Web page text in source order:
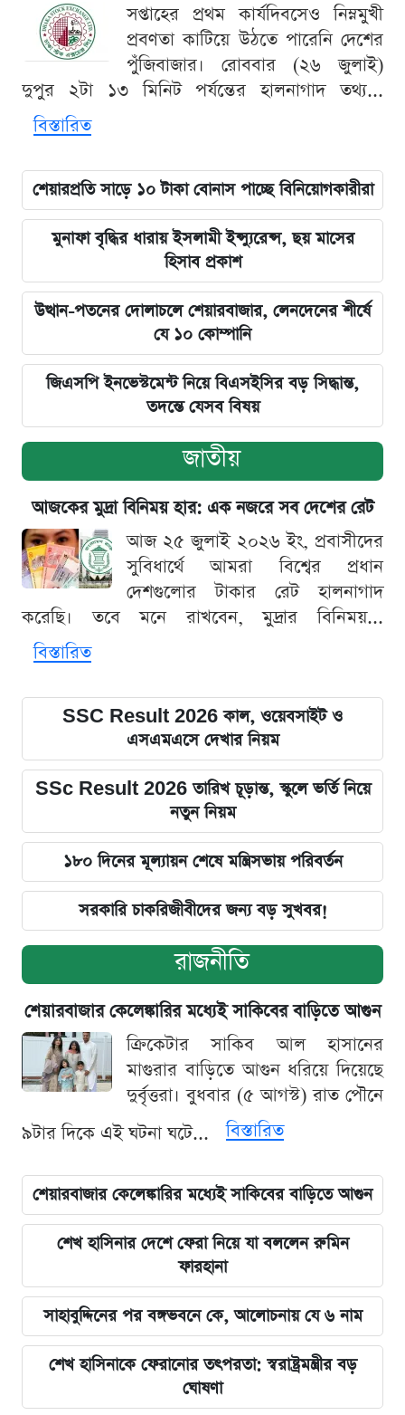
সপ্তাহের প্রথম কার্যদিবসেও নিম্নমুখী
প্রবণতা কাটিয়ে উঠতে পারেনি দেশের
পুঁজিবাজার। রোববার (২৬ জুলাই)
দুপুর ২টা ১৩ মিনিট পর্যন্তের হালনাগাদ তথ্য...
বিস্তারিত
শেয়ারপ্রতি সাড়ে ১০ টাকা বোনাস পাচ্ছে বিনিয়োগকারীরা
মুনাফা বৃদ্ধির ধারায় ইসলামী ইন্স্যুরেন্স, ছয় মাসের
হিসাব প্রকাশ
উত্থান-পতনের দোলাচলে শেয়ারবাজার, লেনদেনের শীর্ষে
যে ১০ কোম্পানি
জিএসপি ইনভেস্টমেন্ট নিয়ে বিএসইসির বড় সিদ্ধান্ত,
তদন্তে যেসব বিষয়
জাতীয়
আজকের মুদ্রা বিনিময় হার: এক নজরে সব দেশের রেট
আজ ২৫ জুলাই ২০২৬ ইং, প্রবাসীদের
সুবিধার্থে আমরা বিশ্বের প্রধান
দেশগুলোর টাকার রেট হালনাগাদ
করেছি। তবে মনে রাখবেন, মুদ্রার বিনিময়...
বিস্তারিত
SSC Result 2026 কাল, ওয়েবসাইট ও
এসএমএসে দেখার নিয়ম
SSc Result 2026 তারিখ চূড়ান্ত, স্কুলে ভর্তি নিয়ে
নতুন নিয়ম
১৮০ দিনের মূল্যায়ন শেষে মন্ত্রিসভায় পরিবর্তন
সরকারি চাকরিজীবীদের জন্য বড় সুখবর!
রাজনীতি
শেয়ারবাজার কেলেঙ্কারির মধ্যেই সাকিবের বাড়িতে আগুন
ক্রিকেটার সাকিব আল হাসানের
মাগুরার বাড়িতে আগুন ধরিয়ে দিয়েছে
দুর্বৃত্তরা। বুধবার (৫ আগস্ট) রাত পৌনে
৯টার দিকে এই ঘটনা ঘটে...
বিস্তারিত
শেয়ারবাজার কেলেঙ্কারির মধ্যেই সাকিবের বাড়িতে আগুন
শেখ হাসিনার দেশে ফেরা নিয়ে যা বললেন রুমিন
ফারহানা
সাহাবুদ্দিনের পর বঙ্গভবনে কে, আলোচনায় যে ৬ নাম
শেখ হাসিনাকে ফেরানোর তৎপরতা: স্বরাষ্ট্রমন্ত্রীর বড়
ঘোষণা